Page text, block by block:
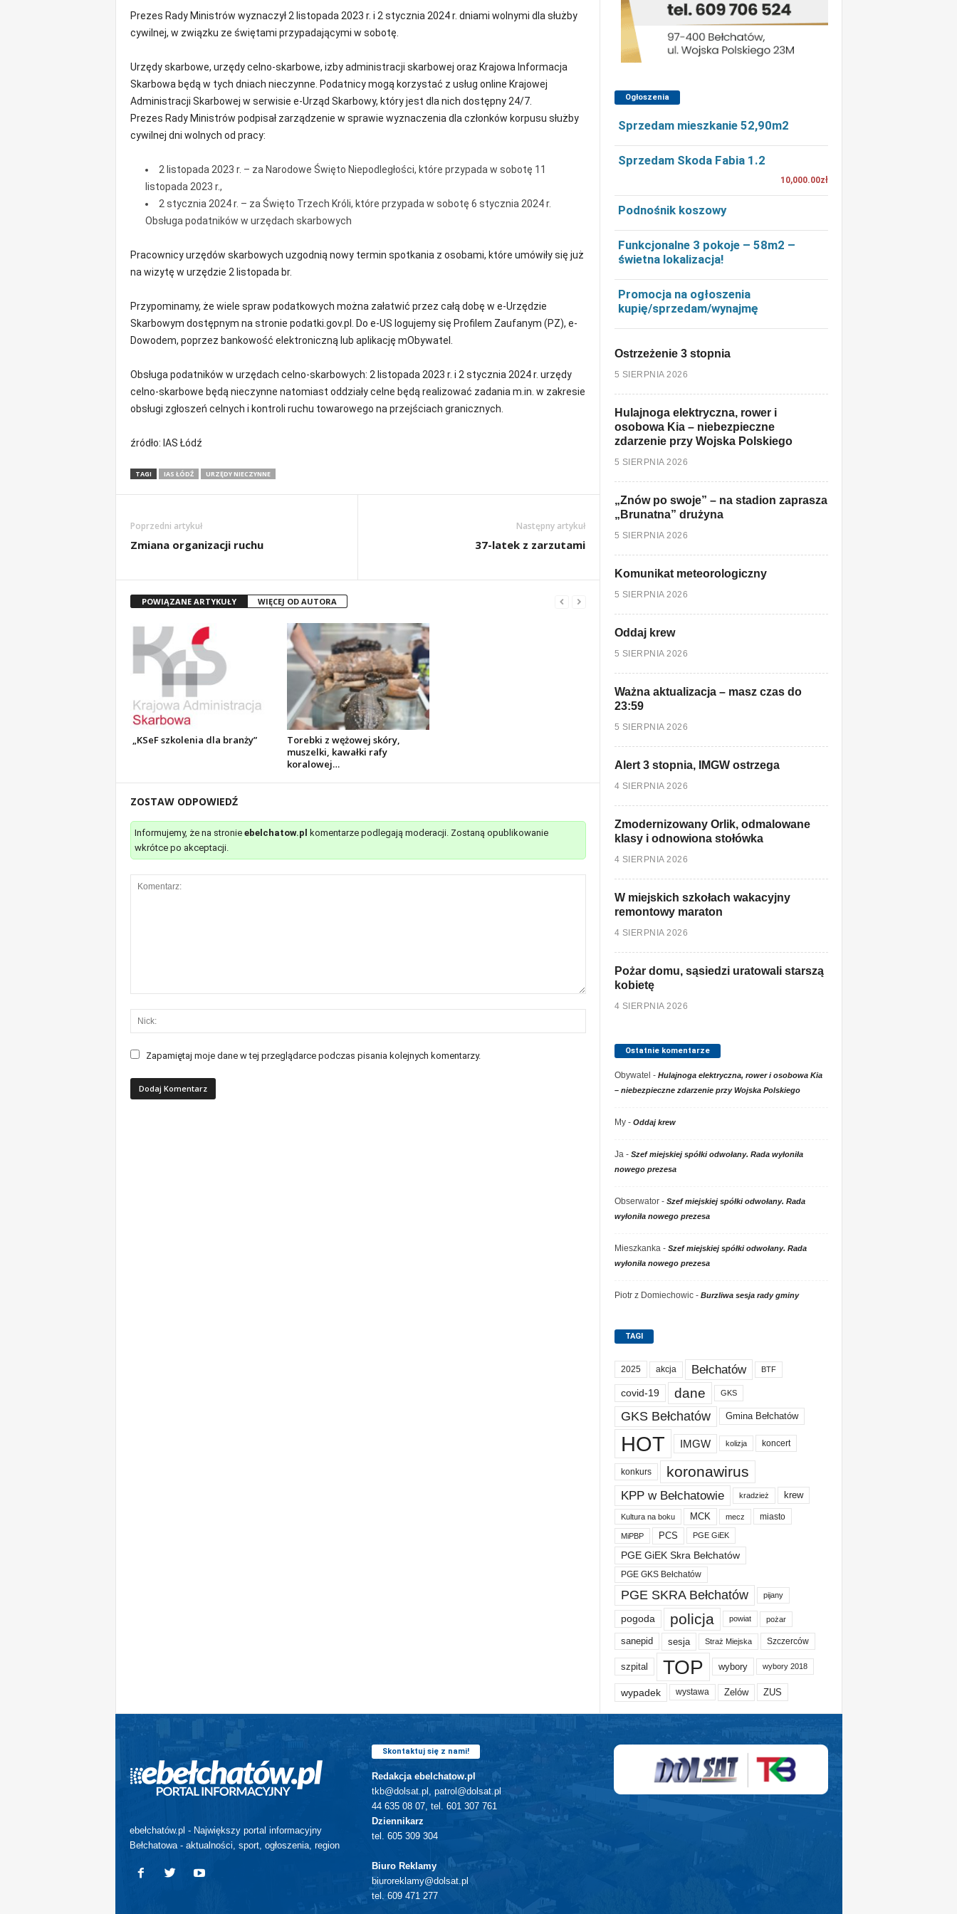
Prezes Rady Ministrów wyznaczył 2 listopada 2023 r. i 2 stycznia 2024 r. dniami wolnymi dla służby
cywilnej, w związku ze świętami przypadającymi w sobotę.
Urzędy skarbowe, urzędy celno-skarbowe, izby administracji skarbowej oraz Krajowa Informacja
Skarbowa będą w tych dniach nieczynne. Podatnicy mogą korzystać z usług online Krajowej
Administracji Skarbowej w serwisie e-Urząd Skarbowy, który jest dla nich dostępny 24/7.
Prezes Rady Ministrów podpisał zarządzenie w sprawie wyznaczenia dla członków korpusu służby
cywilnej dni wolnych od pracy:
2 listopada 2023 r. – za Narodowe Święto Niepodległości, które przypada w sobotę 11
listopada 2023 r.,
2 stycznia 2024 r. – za Święto Trzech Króli, które przypada w sobotę 6 stycznia 2024 r.
Obsługa podatników w urzędach skarbowych
Pracownicy urzędów skarbowych uzgodnią nowy termin spotkania z osobami, które umówiły się już
na wizytę w urzędzie 2 listopada br.
Przypominamy, że wiele spraw podatkowych można załatwić przez całą dobę w e-Urzędzie
Skarbowym dostępnym na stronie podatki.gov.pl. Do e-US logujemy się Profilem Zaufanym (PZ), e-
Dowodem, poprzez bankowość elektroniczną lub aplikację mObywatel.
Obsługa podatników w urzędach celno-skarbowych: 2 listopada 2023 r. i 2 stycznia 2024 r. urzędy
celno-skarbowe będą nieczynne natomiast oddziały celne będą realizować zadania m.in. w zakresie
obsługi zgłoszeń celnych i kontroli ruchu towarowego na przejściach granicznych.
źródło: IAS Łódź
TAGI IAS ŁÓDŹ URZĘDY NIECZYNNE
Poprzedni artykuł
Zmiana organizacji ruchu
Następny artykuł
37-latek z zarzutami
POWIĄZANE ARTYKUŁY WIĘCEJ OD AUTORA
„KSeF szkolenia dla branży”
Torebki z wężowej skóry,
muszelki, kawałki rafy
koralowej…
ZOSTAW ODPOWIEDŹ
Informujemy, że na stronie ebelchatow.pl
komentarze podlegają moderacji. Zostaną opublikowanie
wkrótce po akceptacji.
Zapamiętaj moje dane w tej przeglądarce podczas pisania kolejnych komentarzy.
Ogłoszenia
Sprzedam mieszkanie 52,90m2
Sprzedam Skoda Fabia 1.2
10,000.00zł
Podnośnik koszowy
Funkcjonalne 3 pokoje – 58m2 –
świetna lokalizacja!
Promocja na ogłoszenia
kupię/sprzedam/wynajmę
Ostrzeżenie 3 stopnia
5 SIERPNIA 2026
Hulajnoga elektryczna, rower i
osobowa Kia – niebezpieczne
zdarzenie przy Wojska Polskiego
5 SIERPNIA 2026
„Znów po swoje” – na stadion zaprasza
„Brunatna” drużyna
5 SIERPNIA 2026
Komunikat meteorologiczny
5 SIERPNIA 2026
Oddaj krew
5 SIERPNIA 2026
Ważna aktualizacja – masz czas do
23:59
5 SIERPNIA 2026
Alert 3 stopnia, IMGW ostrzega
4 SIERPNIA 2026
Zmodernizowany Orlik, odmalowane
klasy i odnowiona stołówka
4 SIERPNIA 2026
W miejskich szkołach wakacyjny
remontowy maraton
4 SIERPNIA 2026
Pożar domu, sąsiedzi uratowali starszą
kobietę
4 SIERPNIA 2026
Ostatnie komentarze
Obywatel - Hulajnoga elektryczna, rower i osobowa Kia
– niebezpieczne zdarzenie przy Wojska Polskiego
My- Oddaj krew
Ja- Szef miejskiej spółki odwołany. Rada wyłoniła
nowego prezesa
Obserwator- Szef miejskiej spółki odwołany. Rada
wyłoniła nowego prezesa
Mieszkanka- Szef miejskiej spółki odwołany. Rada
wyłoniła nowego prezesa
Piotr z Domiechowic- Burzliwa sesja rady gminy
TAGI
2025 akcja Bełchatów BTF
covid-19 dane GKS
GKS Bełchatów Gmina Bełchatów
HOT IMGW kolizja koncert
konkurs koronawirus
KPP w Bełchatowie kradzież krew
Kultura na boku MCK mecz miasto
MiPBP PCS PGE GiEK
PGE GiEK Skra Bełchatów
PGE GKS Bełchatów
PGE SKRA Bełchatów pijany
pogoda policja powiat pożar
sanepid sesja Straż Miejska Szczerców
szpital TOP wybory wybory 2018
wypadek wystawa Zelów ZUS
ebełchatów.pl - Największy portal informacyjny
Bełchatowa - aktualności, sport, ogłoszenia, region
Skontaktuj się z nami!
Redakcja ebelchatow.pl
tkb@dolsat.pl, patrol@dolsat.pl
44 635 08 07, tel. 601 307 761
Dziennikarz
tel. 605 309 304
Biuro Reklamy
biuroreklamy@dolsat.pl
tel. 609 471 277